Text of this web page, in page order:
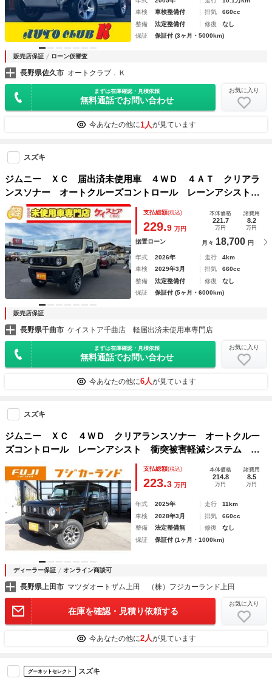
車検
車検整備付 排気
660cc
整備
法定整備付 修復
なし
保証
保証付 (3ヶ月・5000km)
販売店保証 ローン仮審査
長野県佐久市 オートクラブ．Ｋ
まずは在庫確認・見積依頼
無料通話でお問い合わせ
お気に入り
今あなたの他に1人が見ています
スズキ
ジムニー ＸＣ 届出済未使用車 ４ＷＤ ４ＡＴ クリアラ
ンスソナー オートクルーズコントロール レーンアシスト
衝突被害軽減システム オートライト ＬＥＤヘッドランプ
ヘッドライトウォッシャー スマートキー
支払総額(税込)
229.9 万円
本体価格
221.7
万円
諸費用
8.2
万円
据置ローン 月々 18,700 円
年式 2026年 走行
4km
車検
2029年3月 排気
660cc
整備
法定整備付 修復
なし
保証
保証付 (5ヶ月・6000km)
販売店保証
長野県千曲市 ケイストア千曲店 軽届出済未使用車専門店
まずは在庫確認・見積依頼
無料通話でお問い合わせ
お気に入り
今あなたの他に6人が見ています
スズキ
ジムニー ＸＣ ４ＷＤ クリアランスソナー オートクルー
ズコントロール レーンアシスト 衝突被害軽減システム オ
ートライト ＬＥＤヘッドランプ ヘッドライトウォッシャ
ー スマートキー アイドリングストップ
支払総額(税込)
223.3 万円
本体価格
214.8
万円
諸費用
8.5
万円
年式 2025年 走行
11km
車検
2028年3月 排気
660cc
整備
法定整備無 修復
なし
保証
保証付 (1ヶ月・1000km)
ディーラー保証 オンライン商談可
長野県上田市 マツダオートザム上田 （株）フジカーランド上田
在庫を確認・見積り依頼する
お気に入り
今あなたの他に2人が見ています
グーネットセレクト スズキ